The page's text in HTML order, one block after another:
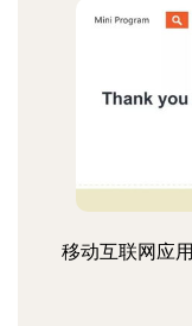
移动互联网应